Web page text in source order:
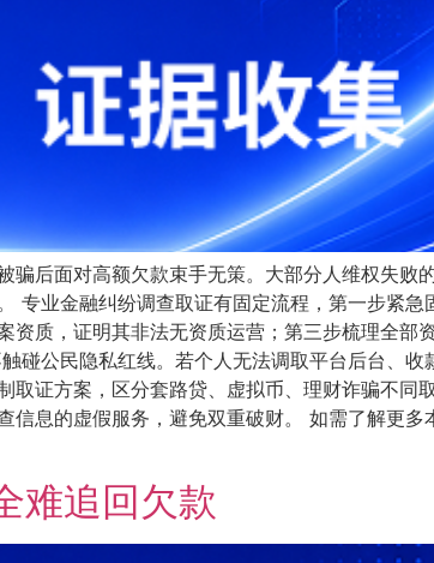
后面对高额欠款束手无策。大部分人维权失败
专业金融纠纷调查取证有固定流程，第一步紧急
质，证明其非法无资质运营；第三步梳理全部
碰公民隐私红线。若个人无法调取平台后台、收
证方案，区分套路贷、虚拟币、理财诈骗不同
息的虚假服务，避免双重破财。 如需了解更多
难追回欠款